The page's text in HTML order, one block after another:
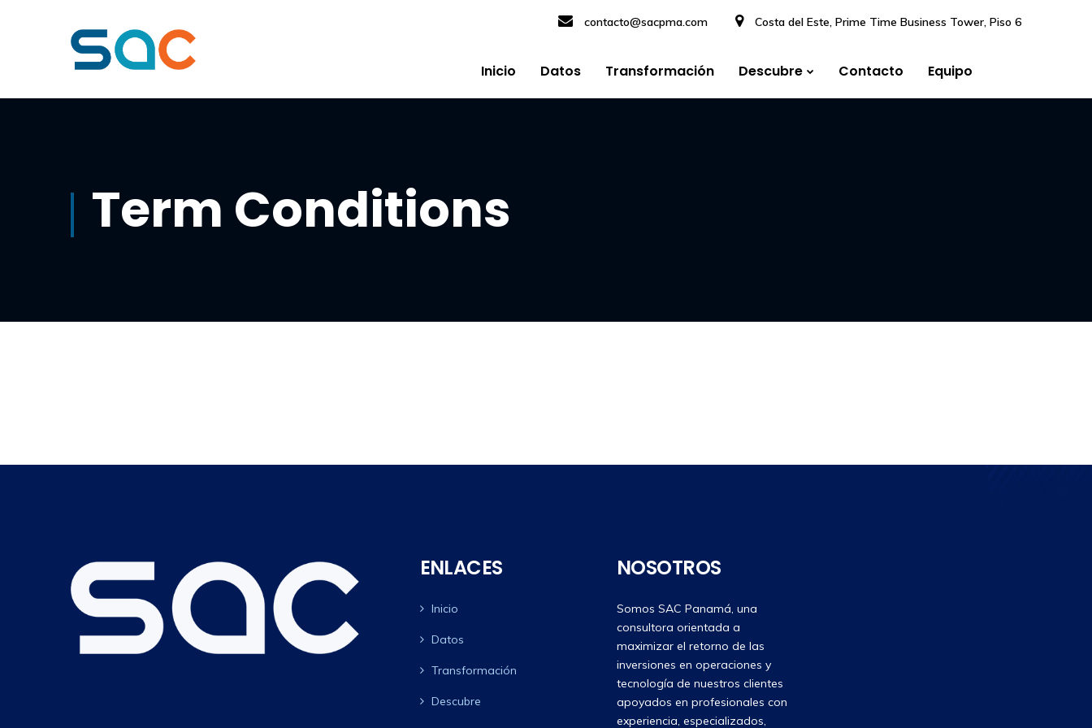
contacto@sacpma.com Costa del Este, Prime Time Business Tower, Piso 6
Inicio Datos Transformación Descubre Contacto Equipo
Term Conditions
ENLACES
Inicio
Datos
Transformación
Descubre
NOSOTROS
Somos SAC Panamá, una
consultora orientada a
maximizar el retorno de las
inversiones en operaciones y
tecnología de nuestros clientes
apoyados en profesionales con
experiencia, especializados,